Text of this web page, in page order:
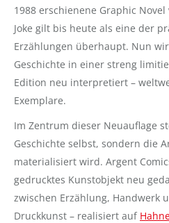
1988 erschienene Graphic Novel
Joke gilt bis heute als eine der
Erzählungen überhaupt. Nun
Geschichte in einer streng
Edition neu interpretiert –
Exemplare.
Im Zentrum dieser Neuauflage
Geschichte selbst, sondern die
materialisiert wird. Argent
gedrucktes Kunstobjekt neu
zwischen Erzählung, Handwerk
Druckkunst – realisiert auf